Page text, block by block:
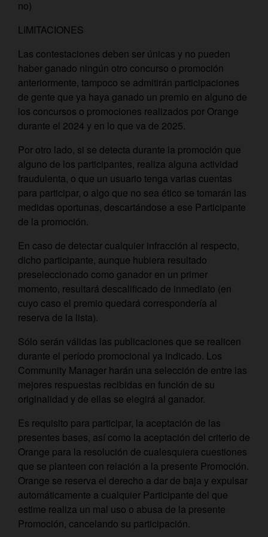
no)
LIMITACIONES
Las contestaciones deben ser únicas y no pueden
haber ganado ningún otro concurso o promoción
anteriormente, tampoco se admitirán participaciones
de gente que ya haya ganado un premio en alguno de
los concursos o promociones realizados por Orange
durante el 2024 y en lo que va de 2025.
Por otro lado, si se detecta durante la promoción que
alguno de los participantes, realiza alguna actividad
fraudulenta, o que un usuario tenga varias cuentas
para participar, o algo que no sea ético se tomarán las
medidas oportunas, descartándose a ese Participante
de la promoción.
En caso de detectar cualquier infracción al respecto,
dicho participante, aunque hubiera resultado
preseleccionado como ganador en un primer
momento, resultará descalificado de inmediato (en
cuyo caso el premio quedará correspondería al
reserva de la lista).
Sólo serán válidas las publicaciones que se realicen
durante el período promocional ya indicado. Los
Community Manager harán una selección de entre las
mejores respuestas recibidas en función de su
originalidad y de ellas se elegirá al ganador.
Es requisito para participar, la aceptación de las
presentes bases, así como la aceptación del criterio de
Orange para la resolución de cualesquiera cuestiones
que se planteen con relación a la presente Promoción.
Orange se reserva el derecho a dar de baja y expulsar
automáticamente a cualquier Participante del que
estime realiza un mal uso o abusa de la presente
Promoción, cancelando su participación.